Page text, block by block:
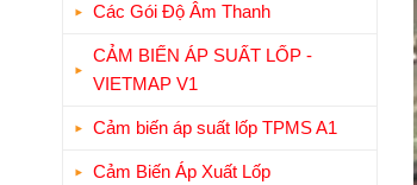
Các Gói Độ Âm Thanh
CẢM BIẾN ÁP SUẤT LỐP -
VIETMAP V1
Cảm biến áp suất lốp TPMS A1
Cảm Biến Áp Xuất Lốp